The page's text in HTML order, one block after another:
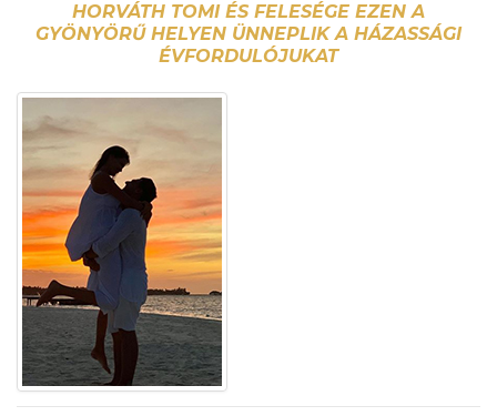
HORVÁTH TOMI ÉS FELESÉGE EZEN A
GYÖNYÖRŰ HELYEN ÜNNEPLIK A HÁZASSÁGI
ÉVFORDULÓJUKAT